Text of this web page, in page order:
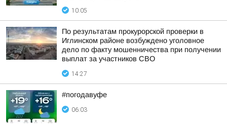
10:05
По результатам прокурорской проверки в
Иглинском районе возбуждено уголовное
дело по факту мошенничества при получении
выплат за участников СВО
14:27
#погодавуфе
06:03